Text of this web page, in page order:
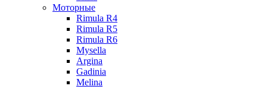
Моторные
Rimula R4
Rimula R5
Rimula R6
Mysella
Argina
Gadinia
Melina